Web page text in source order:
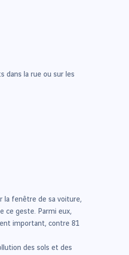
dans la rue ou sur les
la fenêtre de sa voiture,
ce geste. Parmi eux,
important, contre 81
des sols et des